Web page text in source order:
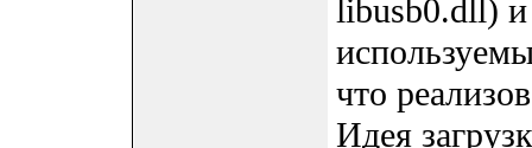
libusb0.dll) и
что
Идея